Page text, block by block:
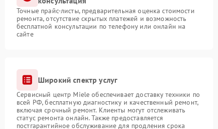
Точные прайс-листы, предварительная оценка стоимости
ремонта, отсутствие скрытых платежей и возможность
бесплатной консультации по телефону или онлайн на
сайте
Широкий спектр услуг
Сервисный центр Miele обеспечивает доставку техники по
всей РФ, бесплатную диагностику и качественный ремонт,
включая срочный ремонт. Клиенты могут отслеживать
статус ремонта онлайн. Также предоставляется
постгарантийное обслуживание для продления срока